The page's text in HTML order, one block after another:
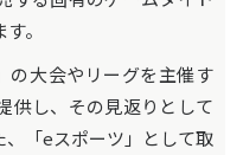
。
大会やリーグを主催す
供し、その見返りとして
、「eスポーツ」として取